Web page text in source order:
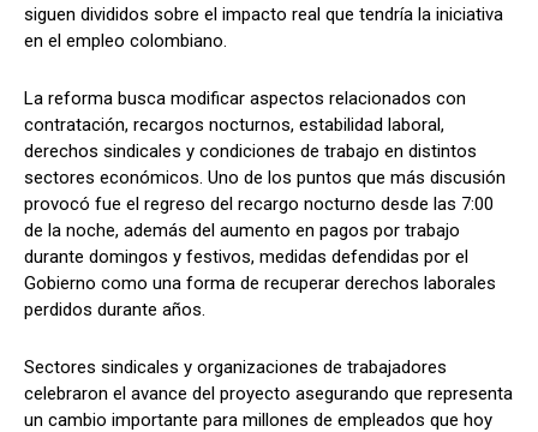
siguen divididos sobre el impacto real que tendría la iniciativa
en el empleo colombiano.
La reforma busca modificar aspectos relacionados con
contratación, recargos nocturnos, estabilidad laboral,
derechos sindicales y condiciones de trabajo en distintos
sectores económicos. Uno de los puntos que más discusión
provocó fue el regreso del recargo nocturno desde las 7:00
de la noche, además del aumento en pagos por trabajo
durante domingos y festivos, medidas defendidas por el
Gobierno como una forma de recuperar derechos laborales
perdidos durante años.
Sectores sindicales y organizaciones de trabajadores
celebraron el avance del proyecto asegurando que representa
un cambio importante para millones de empleados que hoy